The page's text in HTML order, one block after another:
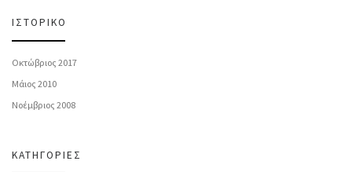
ΙΣΤΟΡΙΚΌ
Οκτώβριος 2017
Μάιος 2010
Νοέμβριος 2008
KΑΤΗΓΟΡΊΕΣ